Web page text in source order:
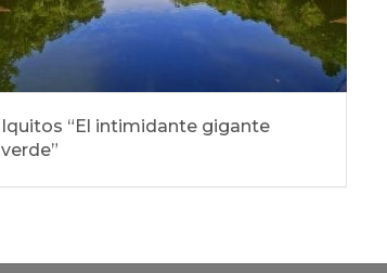
Iquitos “El intimidante gigante
verde”